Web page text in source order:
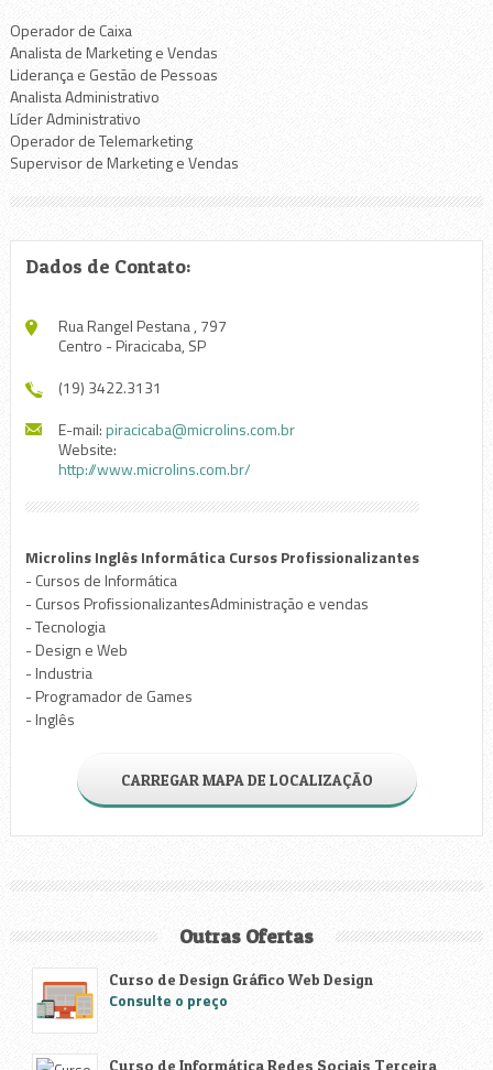
Operador de Caixa
Analista de Marketing e Vendas
Liderança e Gestão de Pessoas
Analista Administrativo
Líder Administrativo
Operador de Telemarketing
Supervisor de Marketing e Vendas
Dados de Contato:
Rua Rangel Pestana , 797
Centro - Piracicaba, SP
(19) 3422.3131
E-mail:piracicaba@microlins.com.br
Website:
http://www.microlins.com.br/
Microlins Inglês Informática Cursos Profissionalizantes
- Cursos de Informática
- Cursos ProfissionalizantesAdministração e vendas
- Tecnologia
- Design e Web
- Industria
- Programador de Games
- Inglês
CARREGAR MAPA DE LOCALIZAÇÃO
Outras Ofertas
Curso de Design Gráfico Web Design
Consulte o preço
Curso de Informática Redes Sociais Terceira